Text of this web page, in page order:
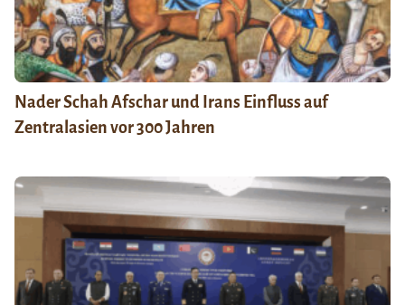
Nader Schah Afschar und Irans Einfluss auf
Zentralasien vor 300 Jahren